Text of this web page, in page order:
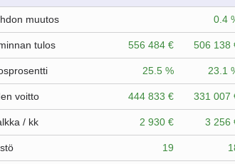
muutos 0.4
tulos 556 484 € 506 138
25.5 % 23.1
voitto 444 833 € 331 007
/ kk 2 930 € 3 256
19